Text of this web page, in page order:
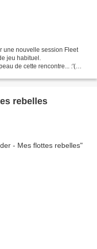
une nouvelle session Fleet
jeu habituel.
de cette rencontre... :'(
rebelles